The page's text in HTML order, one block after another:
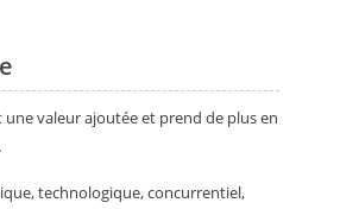
valeur ajoutée et prend de plus en
technologique, concurrentiel,